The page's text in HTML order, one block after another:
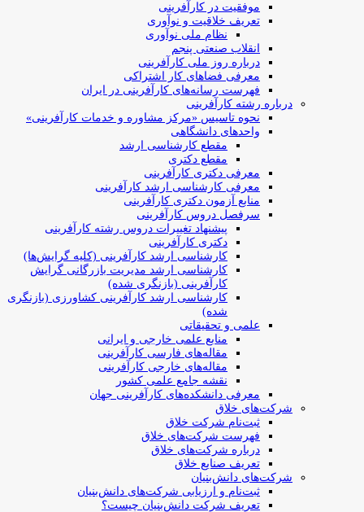
موفقیت در کارآفرینی
تعریف خلاقیت و نوآوری
نظام ملی نوآوری
انقلاب صنعتی پنجم
درباره روز ملی کارآفرینی
معرفی فضاهای کار اشتراکی
فهرست رسانه‌های کارآفرینی در ایران
درباره رشته کارآفرینی
نحوه تاسیس «مرکز مشاوره و خدمات کارآفرینی»
واحدهای دانشگاهی
مقطع کارشناسی ارشد
مقطع دکتری
معرفی دکتری کارآفرینی
معرفی کارشناسی ارشد کارآفرینی
منابع آزمون دکتری کارآفرینی
سرفصل دروس کارآفرینی
پیشنهاد تغییرات دروس رشته کارآفرینی
دکتری کارآفرینی
کارشناسی ارشد کارآفرینی (کلیه گرایش‌ها)
کارشناسی ارشد مدیریت بازرگانی گرایش
کارآفرینی (بازنگری شده)
کارشناسی ارشد کارآفرینی کشاورزی (بازنگری
شده)
علمی و تحقیقاتی
منابع علمی خارجی و ایرانی
مقاله‌های فارسی کارآفرینی
مقاله‌های خارجی کارآفرینی
نقشه جامع علمی کشور
معرفی دانشکده‌های کارآفرینی جهان
شرکت‌های خلاق
ثبت‌نام شرکت خلاق
فهرست شرکت‌های خلاق
درباره شرکت‌های خلاق
تعریف صنایع خلاق
شرکت‌های دانش‌بنیان
ثبت‌نام و ارزیابی شرکت‌های دانش‌بنیان
تعریف شرکت دانش‌بنیان چیست؟